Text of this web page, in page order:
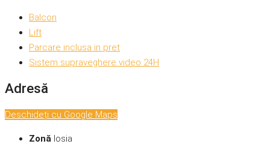
Balcon
Lift
Parcare inclusa in pret
Sistem supraveghere video 24H
Adresă
Deschideți cu Google Maps
Zonă Iosia